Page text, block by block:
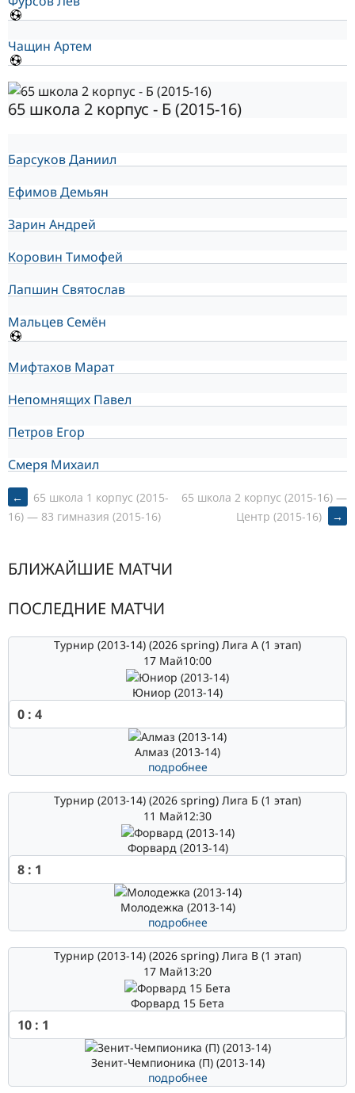
Чащин Артем
65 школа 2 корпус - Б (2015-16)
Барсуков Даниил
Ефимов Демьян
Зарин Андрей
Коровин Тимофей
Лапшин Святослав
Мальцев Семён
Мифтахов Марат
Непомнящих Павел
Петров Егор
Смеря Михаил
POST
NAVIGATION
←
65 школа 1 корпус (2015-
16) — 83 гимназия (2015-16)
65 школа 2 корпус (2015-16) —
Центр (2015-16)
→
БЛИЖАЙШИЕ МАТЧИ
ПОСЛЕДНИЕ МАТЧИ
Турнир (2013-14) (2026 spring) Лига А (1 этап)
17 Май10:00
Юниор (2013-14)
0 : 4
Алмаз (2013-14)
подробнее
Турнир (2013-14) (2026 spring) Лига Б (1 этап)
11 Май12:30
Форвард (2013-14)
8 : 1
Молодежка (2013-14)
подробнее
Турнир (2013-14) (2026 spring) Лига В (1 этап)
17 Май13:20
Форвард 15 Бета
10 : 1
Зенит-Чемпионика (П) (2013-14)
подробнее